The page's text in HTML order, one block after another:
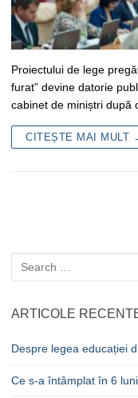
Proiectului de lege
furat” devine datorie
cabinet de miniștri după
CITEȘTE MAI MULT
Caută
după:
ARTICOLE
Despre legea educației
Ce s-a întâmplat în 6